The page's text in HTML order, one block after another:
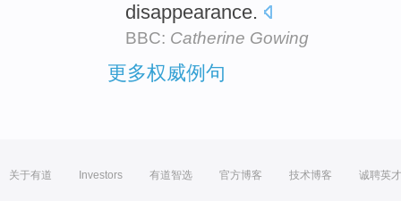
disappearance.
BBC: Catherine Gowing
更多权威例句
关于有道 Investors 有道智选 官方博客 技术博客 诚聘英才